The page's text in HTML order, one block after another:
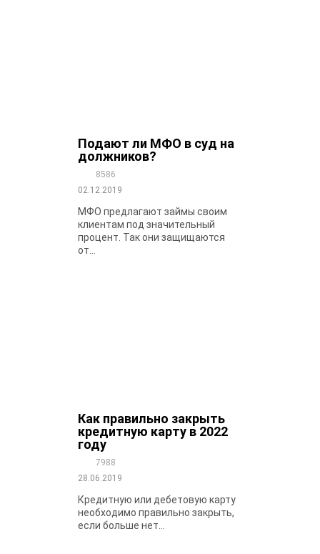
Подают ли МФО в суд на
должников?
8586
02.12.2019
МФО предлагают займы своим
клиентам под значительный
процент. Так они защищаются
от...
Как правильно закрыть
кредитную карту в 2022
году
7988
28.06.2019
Кредитную или дебетовую карту
необходимо правильно закрыть,
если больше нет...